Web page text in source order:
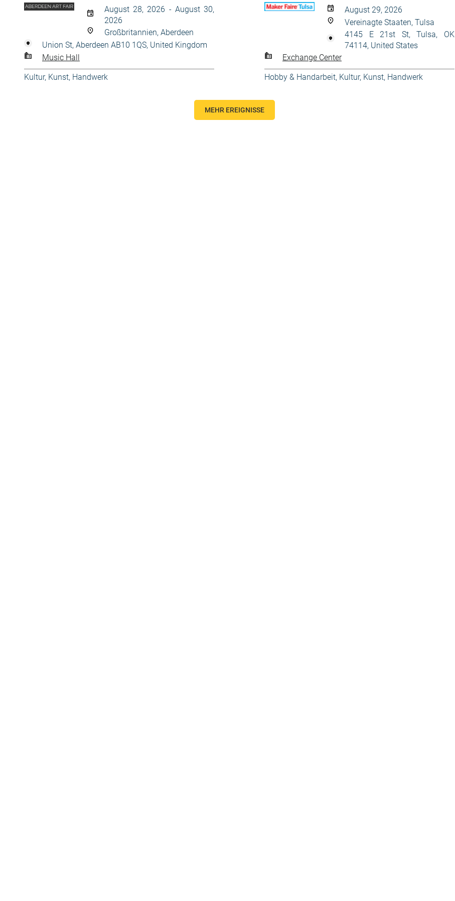
August 28, 2026 - August 30,
2026
Großbritannien, Aberdeen
Union St, Aberdeen AB10 1QS, United Kingdom
Music Hall
Kultur, Kunst, Handwerk
August 29, 2026
Vereinagte Staaten, Tulsa
4145 E 21st St, Tulsa, OK
74114, United States
Exchange Center
Hobby & Handarbeit, Kultur, Kunst, Handwerk
MEHR EREIGNISSE